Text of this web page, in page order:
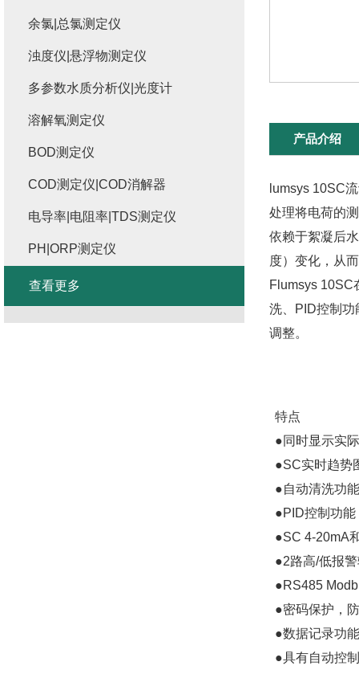
产品介绍
lumsys 10SC
处理将电荷的
依赖于絮凝后
度）变化，从
Flumsys 10SC
洗、
PID控制功
调整。
特点
●同时显示实际
●SC实时趋势
●自动清洗功
●PID控制功能
●SC 4-20mA
●2路高/低报
●RS485
●密码保护，
●数据记录功
●具有自动控制
余氯|总氯测定仪
浊度仪|悬浮物测定仪
多参数水质分析仪|光度计
溶解氧测定仪
BOD测定仪
COD测定仪|COD消解器
电导率|电阻率|TDS测定仪
PH|ORP测定仪
查看更多